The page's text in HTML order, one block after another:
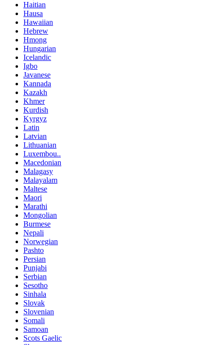
Haitian
Hausa
Hawaiian
Hebrew
Hmong
Hungarian
Icelandic
Igbo
Javanese
Kannada
Kazakh
Khmer
Kurdish
Kyrgyz
Latin
Latvian
Lithuanian
Luxembou..
Macedonian
Malagasy
Malayalam
Maltese
Maori
Marathi
Mongolian
Burmese
Nepali
Norwegian
Pashto
Persian
Punjabi
Serbian
Sesotho
Sinhala
Slovak
Slovenian
Somali
Samoan
Scots Gaelic